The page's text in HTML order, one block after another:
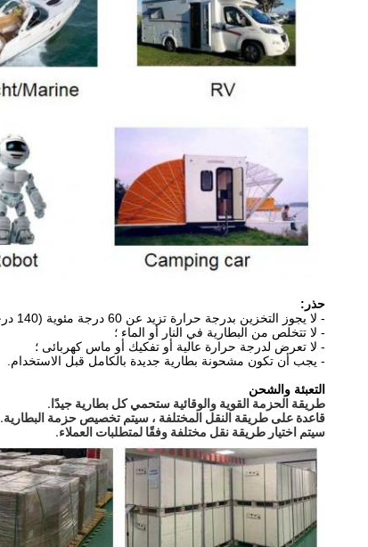
حذر:
- لا يجوز التخزين بدرجة حرارة تزيد عن 60 درجة مئوية (140 درجة مئوية) ؛
- لا تتخلص من البطارية في النار أو الماء ؛
- لا تعرض لدرجة حرارة عالية أو تفكيك أو ماس كهربائى ؛
- يجب أن تكون مشحونة بطارية جديدة بالكامل قبل الاستخدام.
التعبئة والشحن
طريقة الحزمة القوية والوقائية ستحمي كل بطارية جيدًا.
قاعدة على طريقة النقل المختلفة ، سيتم تخصيص حزمة البطارية.
سيتم اختيار طريقة نقل مختلفة وفقًا لمتطلبات العملاء.